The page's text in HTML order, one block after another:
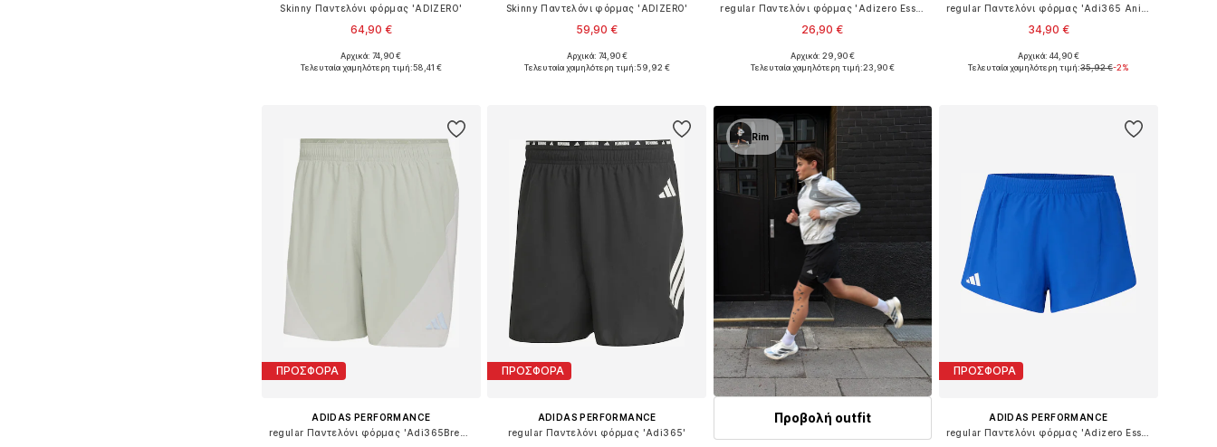
Skinny Παντελόνι φόρμας 'ADIZERO'
64,90 €
Διαθέσιμα μεγέθη: S, M, L, XL, XXL
Αρχικά: 74,90 €
Τελευταία χαμηλότερη τιμή:58,41 €
Skinny Παντελόνι φόρμας 'ADIZERO'
59,90 €
Διαθέσιμα μεγέθη: M, L, XL, XXL
Αρχικά: 74,90 €
Τελευταία χαμηλότερη τιμή:59,92 €
26,90 €
Διαθέσιμα μεγέθη: S, M, L, XL, XXL
Αρχικά: 29,90 €
Τελευταία χαμηλότερη τιμή:23,90 €
34,90 €
Διαθέσιμα μεγέθη: S, M, L, XL, XXL
Αρχικά: 44,90 €
Τελευταία χαμηλότερη τιμή:35,92 €-2%
ΠΡΟΣΦΟΡΑ
ADIDAS PERFORMANCE
ΠΡΟΣΦΟΡΑ
ADIDAS PERFORMANCE
regular Παντελόνι φόρμας 'Adi365'
Rim
Προβολή outfit
ΠΡΟΣΦΟΡΑ
ADIDAS PERFORMANCE